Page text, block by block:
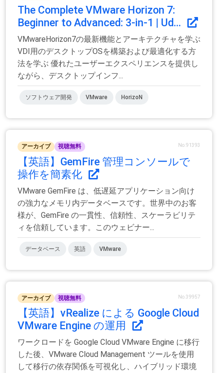
The Complete VMware Horizon 7:
Beginner to Advanced: 3-in-1 | Ud...
VMwareHorizo​​n7の最新機能とアーキテクチャを学ぶ
VDI用のデスクトップOSを構築および最適化する方
法を学ぶ 優れたユーザーエクスペリエンスを提供し
ながら、デスクトップインフ...
ソフトウェア開発 VMware Horizo​​n
アーカイブ 視聴無料 No.91393
【英語】GemFire 管理コンソールで
操作を簡素化
VMware GemFire は、低遅延アプリケーション向け
の強力なメモリ内データベースです。世界中のお客
様が、GemFire の一貫性、信頼性、スケーラビリテ
ィを信頼しています。このウェビナー...
データベース 英語 VMware
アーカイブ 視聴無料 No.39957
【英語】vRealize による Google Cloud
VMware Engine の運用
ワークロードを Google Cloud VMware Engine に移行
した後、VMware Cloud Management ツールを使用
して移行の依存関係を可視化し、ハイブリッド環境